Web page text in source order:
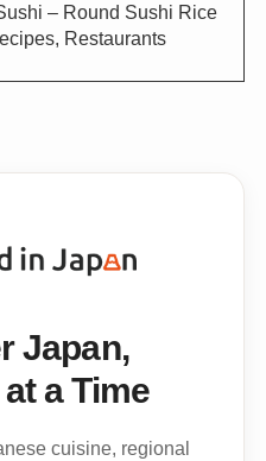
– Round Sushi Rice
Restaurants
Japan,
a Time
cuisine, regional